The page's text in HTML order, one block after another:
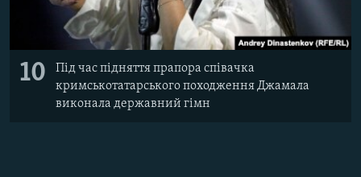
10
Під час підняття прапора співачка
кримськотатарського походження Джамала
виконала державний гімн